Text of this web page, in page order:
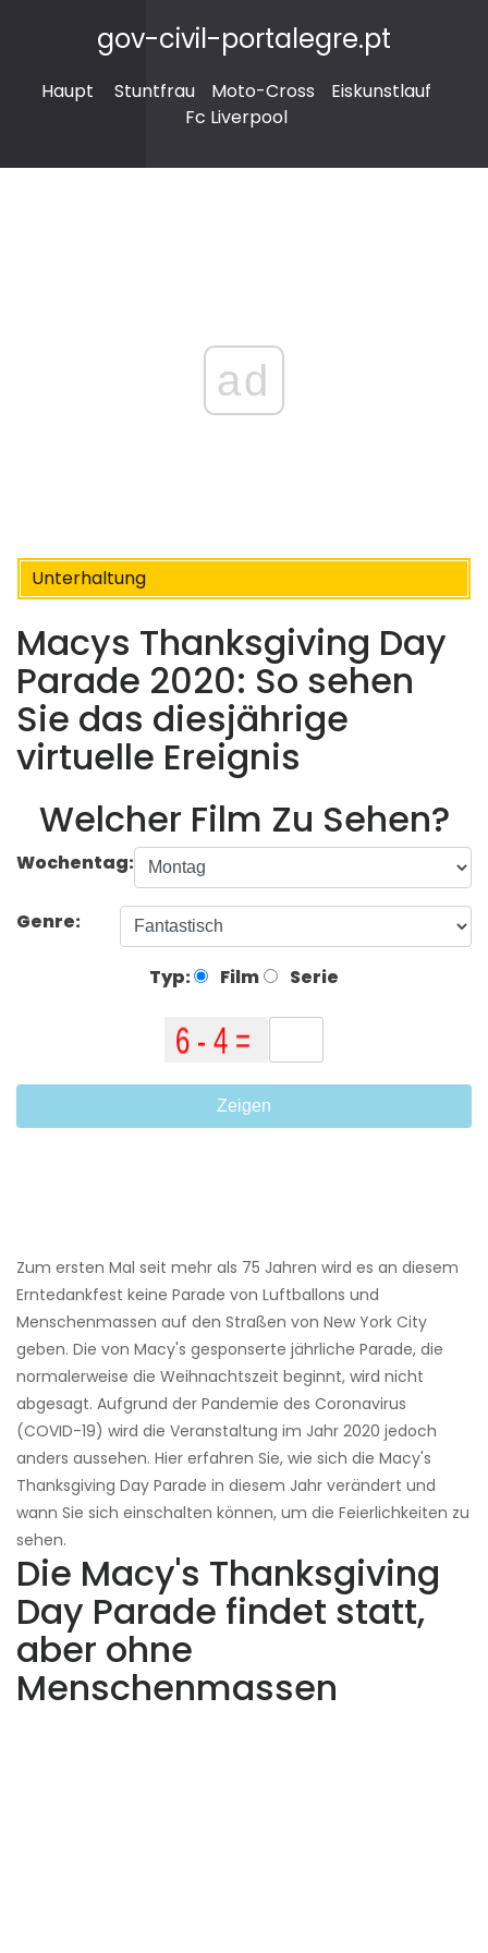
gov-civil-portalegre.pt
Haupt Stuntfrau Moto-Cross
Eiskunstlauf
Fc Liverpool
ad
Unterhaltung
Macys Thanksgiving Day
Parade 2020: So sehen
Sie das diesjährige
virtuelle Ereignis
Welcher Film Zu Sehen?
Wochentag:
Genre:
Typ: Film Serie
Zeigen
Zum ersten Mal seit mehr als 75 Jahren wird es an diesem
Erntedankfest keine Parade von Luftballons und
Menschenmassen auf den Straßen von New York City
geben. Die von Macy's gesponserte jährliche Parade, die
normalerweise die Weihnachtszeit beginnt, wird nicht
abgesagt. Aufgrund der Pandemie des Coronavirus
(COVID-19) wird die Veranstaltung im Jahr 2020 jedoch
anders aussehen. Hier erfahren Sie, wie sich die Macy's
Thanksgiving Day Parade in diesem Jahr verändert und
wann Sie sich einschalten können, um die Feierlichkeiten zu
sehen.
Die Macy's Thanksgiving
Day Parade findet statt,
aber ohne
Menschenmassen